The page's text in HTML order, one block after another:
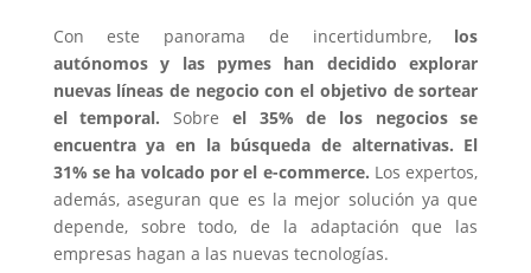
Con este panorama de incertidumbre, los
autónomos y las pymes han decidido explorar
nuevas líneas de negocio con el objetivo de sortear
el temporal. Sobre el 35% de los negocios se
encuentra ya en la búsqueda de alternativas. El
31% se ha volcado por el e-commerce. Los expertos,
además, aseguran que es la mejor solución ya que
depende, sobre todo, de la adaptación que las
empresas hagan a las nuevas tecnologías.